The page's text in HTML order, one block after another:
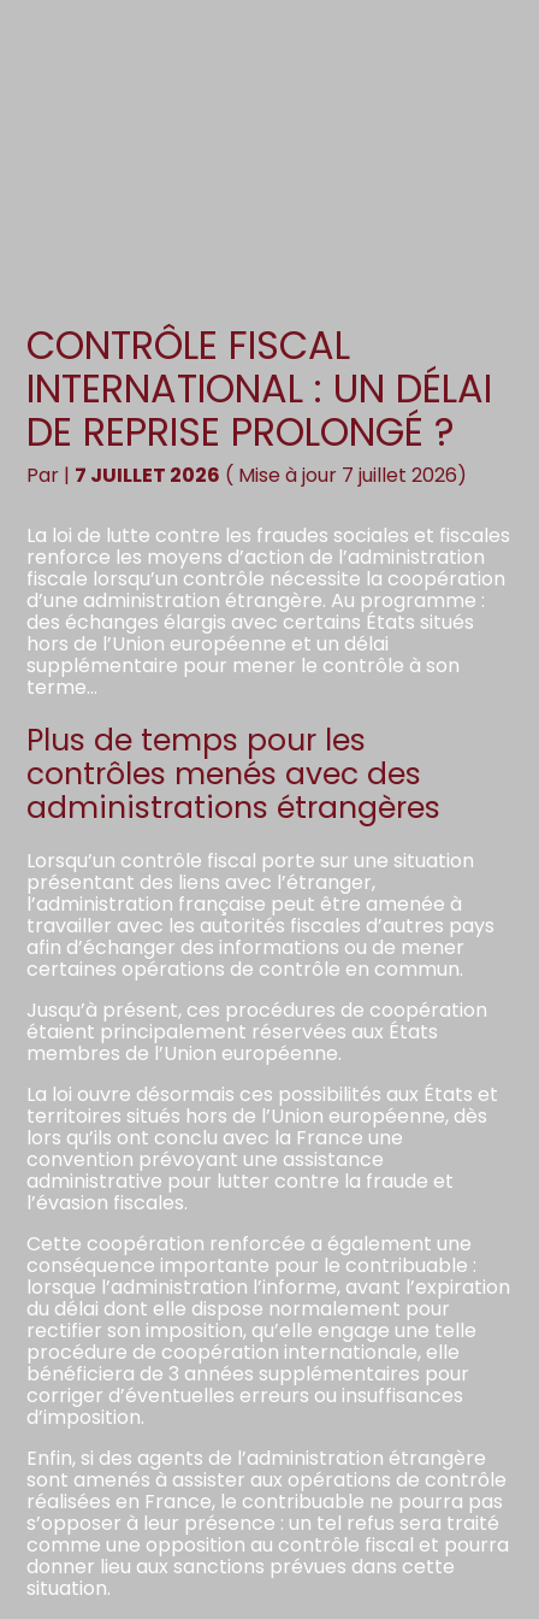
CONTRÔLE FISCAL
INTERNATIONAL : UN DÉLAI
DE REPRISE PROLONGÉ ?
Par | 7 JUILLET 2026 ( Mise à jour 7 juillet 2026)
La loi de lutte contre les fraudes sociales et fiscales
renforce les moyens d’action de l’administration
fiscale lorsqu’un contrôle nécessite la coopération
d’une administration étrangère. Au programme :
des échanges élargis avec certains États situés
hors de l’Union européenne et un délai
supplémentaire pour mener le contrôle à son
terme…
Plus de temps pour les
contrôles menés avec des
administrations étrangères
Lorsqu’un contrôle fiscal porte sur une situation
présentant des liens avec l’étranger,
l’administration française peut être amenée à
travailler avec les autorités fiscales d’autres pays
afin d’échanger des informations ou de mener
certaines opérations de contrôle en commun.
Jusqu’à présent, ces procédures de coopération
étaient principalement réservées aux États
membres de l’Union européenne.
La loi ouvre désormais ces possibilités aux États et
territoires situés hors de l’Union européenne, dès
lors qu’ils ont conclu avec la France une
convention prévoyant une assistance
administrative pour lutter contre la fraude et
l’évasion fiscales.
Cette coopération renforcée a également une
conséquence importante pour le contribuable :
lorsque l’administration l’informe, avant l’expiration
du délai dont elle dispose normalement pour
rectifier son imposition, qu’elle engage une telle
procédure de coopération internationale, elle
bénéficiera de 3 années supplémentaires pour
corriger d’éventuelles erreurs ou insuffisances
d’imposition.
Enfin, si des agents de l’administration étrangère
sont amenés à assister aux opérations de contrôle
réalisées en France, le contribuable ne pourra pas
s’opposer à leur présence : un tel refus sera traité
comme une opposition au contrôle fiscal et pourra
donner lieu aux sanctions prévues dans cette
situation.